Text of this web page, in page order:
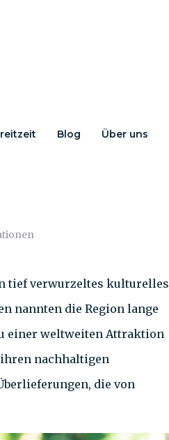
Blog Über uns
tief verwurzeltes kulturelles
nannten die Region lange
einer weltweiten Attraktion
nachhaltigen
die von